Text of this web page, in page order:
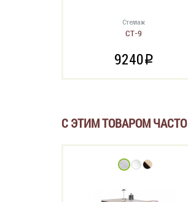
Стеллаж
СТ-9
9240i
С ЭТИМ ТОВАРОМ